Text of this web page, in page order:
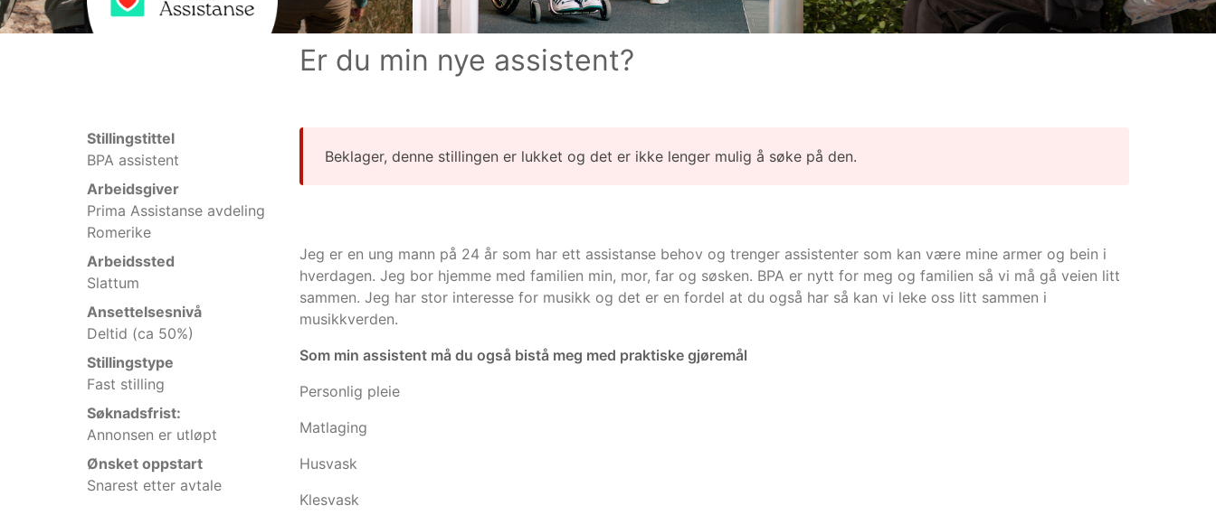
Er du min nye assistent?
Stillingstittel
BPA assistent
Arbeidsgiver
Prima Assistanse avdeling
Romerike
Arbeidssted
Slattum
Ansettelsesnivå
Deltid (ca 50%)
Stillingstype
Fast stilling
Søknadsfrist:
Annonsen er utløpt
Ønsket oppstart
Snarest etter avtale
Beklager, denne stillingen er lukket og det er ikke lenger mulig å søke på den.
Jeg er en ung mann på 24 år som har ett assistanse behov og trenger assistenter som kan være mine armer og bein i
hverdagen. Jeg bor hjemme med familien min, mor, far og søsken. BPA er nytt for meg og familien så vi må gå veien litt
sammen. Jeg har stor interesse for musikk og det er en fordel at du også har så kan vi leke oss litt sammen i
musikkverden.
Som min assistent må du også bistå meg med praktiske gjøremål
Personlig pleie
Matlaging
Husvask
Klesvask